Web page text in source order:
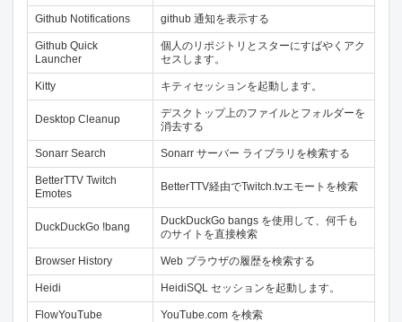
Github Notifications github 通知を表示する
Github Quick
Launcher
個人のリポジトリとスターにすばやくアク
セスします。
Kitty キティセッションを起動します。
Desktop Cleanup
デスクトップ上のファイルとフォルダーを
消去する
Sonarr Search Sonarr サーバー ライブラリを検索する
BetterTTV Twitch
Emotes
BetterTTV経由でTwitch.tvエモートを検索
DuckDuckGo !bang
DuckDuckGo bangs を使用して、何千も
のサイトを直接検索
Browser History Web ブラウザの履歴を検索する
Heidi HeidiSQL セッションを起動します。
FlowYouTube YouTube.com を検索